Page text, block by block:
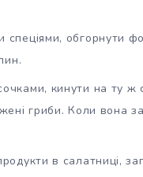
спеціями, обгорнути
кинути на ту ж
гриби. Коли вона
в салатниці,